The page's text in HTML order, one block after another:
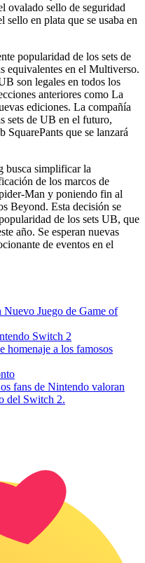
ovalado sello de seguridad
sello en plata que se usaba en
popularidad de los sets de
equivalentes en el Multiverso.
son legales en todos los
anteriores como La
ediciones. La compañía
sets de UB en el futuro,
que se lanzará
busca simplificar la
de los marcos de
Man y poniendo fin al
Beyond. Esta decisión se
de los sets UB, que
año. Se esperan nuevas
de eventos en el
Juego de Game of
Switch 2
homenaje a los famosos
fans de Nintendo valoran
del Switch 2.